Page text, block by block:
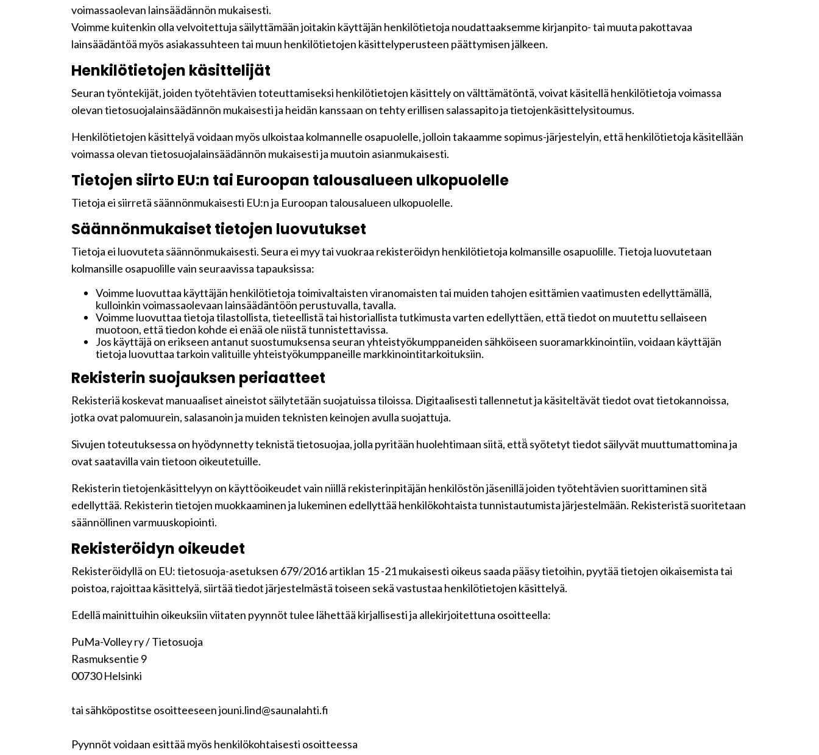
voimassaolevan lainsäädännön mukaisesti.
Voimme kuitenkin olla velvoitettuja säilyttämään joitakin käyttäjän henkilötietoja noudattaaksemme kirjanpito- tai muuta pakottavaa
lainsäädäntöä myös asiakassuhteen tai muun henkilötietojen käsittelyperusteen päättymisen jälkeen.
Henkilötietojen käsittelijät
Seuran työntekijät, joiden työtehtävien toteuttamiseksi henkilötietojen käsittely on välttämätöntä, voivat käsitellä henkilötietoja voimassa
olevan tietosuojalainsäädännön mukaisesti ja heidän kanssaan on tehty erillisen salassapito ja tietojenkäsittelysitoumus.
Henkilötietojen käsittelyä voidaan myös ulkoistaa kolmannelle osapuolelle, jolloin takaamme sopimus-järjestelyin, että henkilötietoja käsitellään
voimassa olevan tietosuojalainsäädännön mukaisesti ja muutoin asianmukaisesti.
Tietojen siirto EU:n tai Euroopan talousalueen ulkopuolelle
Tietoja ei siirretä säännönmukaisesti EU:n ja Euroopan talousalueen ulkopuolelle.
Säännönmukaiset tietojen luovutukset
Tietoja ei luovuteta säännönmukaisesti. Seura ei myy tai vuokraa rekisteröidyn henkilötietoja kolmansille osapuolille. Tietoja luovutetaan
kolmansille osapuolille vain seuraavissa tapauksissa:
Voimme luovuttaa käyttäjän henkilötietoja toimivaltaisten viranomaisten tai muiden tahojen esittämien vaatimusten edellyttämällä,
kulloinkin voimassaolevaan lainsäädäntöön perustuvalla, tavalla.
Voimme luovuttaa tietoja tilastollista, tieteellistä tai historiallista tutkimusta varten edellyttäen, että tiedot on muutettu sellaiseen
muotoon, että tiedon kohde ei enää ole niistä tunnistettavissa.
Jos käyttäjä on erikseen antanut suostumuksensa seuran yhteistyökumppaneiden sähköiseen suoramarkkinointiin, voidaan käyttäjän
tietoja luovuttaa tarkoin valituille yhteistyökumppaneille markkinointitarkoituksiin.
Rekisterin suojauksen periaatteet
Rekisteriä koskevat manuaaliset aineistot säilytetään suojatuissa tiloissa. Digitaalisesti tallennetut ja käsiteltävät tiedot ovat tietokannoissa,
jotka ovat palomuurein, salasanoin ja muiden teknisten keinojen avulla suojattuja.
Sivujen toteutuksessa on hyödynnetty teknistä tietosuojaa, jolla pyritään huolehtimaan siitä, että̈ syötetyt tiedot säilyvät muuttumattomina ja
ovat saatavilla vain tietoon oikeutetuille.
Rekisterin tietojenkäsittelyyn on käyttöoikeudet vain niillä rekisterinpitäjän henkilöstön jäsenillä joiden työtehtävien suorittaminen sitä
edellyttää. Rekisterin tietojen muokkaaminen ja lukeminen edellyttää henkilökohtaista tunnistautumista järjestelmään. Rekisteristä suoritetaan
säännöllinen varmuuskopiointi.
Rekisteröidyn oikeudet
Rekisteröidyllä on EU: tietosuoja-asetuksen 679/2016 artiklan 15 -21 mukaisesti oikeus saada pääsy tietoihin, pyytää tietojen oikaisemista tai
poistoa, rajoittaa käsittelyä, siirtää tiedot järjestelmästä toiseen sekä vastustaa henkilötietojen käsittelyä.
Edellä mainittuihin oikeuksiin viitaten pyynnöt tulee lähettää kirjallisesti ja allekirjoitettuna osoitteella:
PuMa-Volley ry / Tietosuoja
Rasmuksentie 9
00730 Helsinki
tai sähköpostitse osoitteeseen jouni.lind@saunalahti.fi
Pyynnöt voidaan esittää myös henkilökohtaisesti osoitteessa